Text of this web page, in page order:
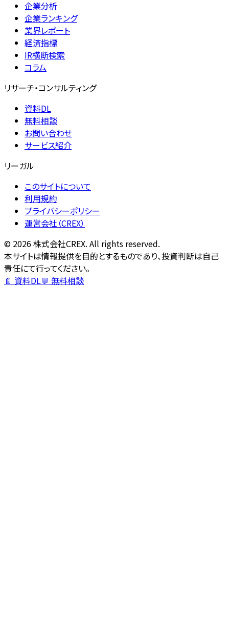
企業分析
企業ランキング
業界レポート
経済指標
IR横断検索
コラム
リサーチ・コンサルティング
資料DL
無料相談
お問い合わせ
サービス紹介
リーガル
このサイトについて
利用規約
プライバシーポリシー
運営会社（CREX）
© 2026株式会社CREX. All rights reserved.
本サイトは情報提供を目的とするものであり、投資判断は自己
責任にて行ってください。
📄 資料DL💬 無料相談